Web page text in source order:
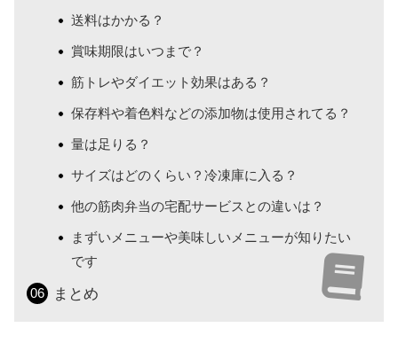
送料はかかる？
賞味期限はいつまで？
筋トレやダイエット効果はある？
保存料や着色料などの添加物は使用されてる？
量は足りる？
サイズはどのくらい？冷凍庫に入る？
他の筋肉弁当の宅配サービスとの違いは？
まずいメニューや美味しいメニューが知りたい
です
まとめ